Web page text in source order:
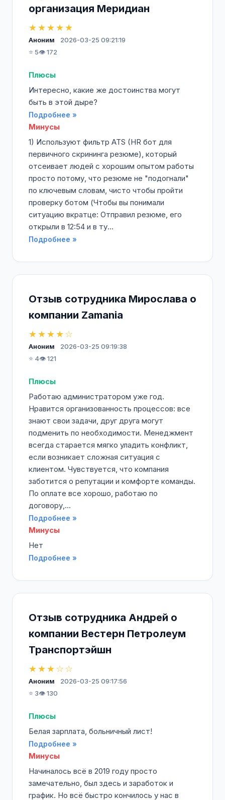
организация Меридиан
★★★★★
Аноним
2026-03-25 09:21:19
⭐ 5👁️ 172
Плюсы
Интересно, какие же достоинства могут
быть в этой дыре?
Подробнее »
Минусы
1) Используют фильтр ATS (HR бот для
первичного скрининга резюме), который
отсеивает людей с хорошим опытом работы
просто потому, что резюме не "подогнали"
по ключевым словам, чисто чтобы пройти
проверку ботом (Чтобы вы понимали
ситуацию вкратце: Отправил резюме, его
открыли в 12:54 и в ту...
Подробнее »
Отзыв сотрудника Мирослава о
компании Zamania
★★★★☆
Аноним
2026-03-25 09:19:38
⭐ 4👁️ 121
Плюсы
Работаю администратором уже год.
Нравится организованность процессов: все
знают свои задачи, друг друга могут
подменить по необходимости. Менеджмент
всегда старается мягко уладить конфликт,
если возникает сложная ситуация с
клиентом. Чувствуется, что компания
заботится о репутации и комфорте команды.
По оплате все хорошо, работаю по
договору,...
Подробнее »
Минусы
Нет
Подробнее »
Отзыв сотрудника Андрей о
компании Вестерн Петролеум
Транспортэйшн
★★★☆☆
Аноним
2026-03-25 09:17:56
⭐ 3👁️ 130
Плюсы
Белая зарплата, больничный лист!
Подробнее »
Минусы
Начиналось всё в 2019 году просто
замечательно, был здесь и заработок и
график. Но всё быстро кончилось у нас в